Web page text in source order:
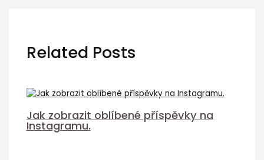
Related Posts
Jak zobrazit oblíbené příspěvky na
Instagramu.